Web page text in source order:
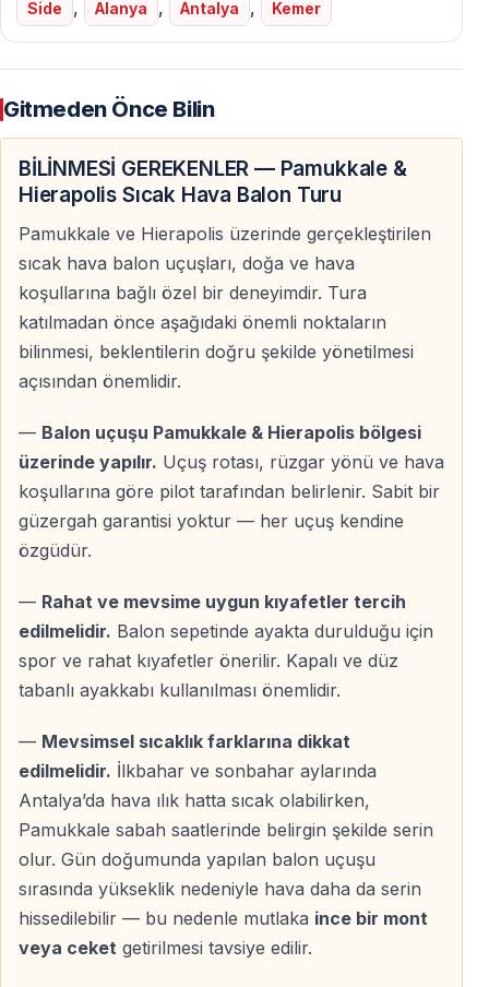
doğumunda, sakin rüzgarlar eşliğinde Pamukkale
semaları rengarenk balonlarla dolarken, travertenlerin
atmosfere dönüşür.
Pamukkale sıcak hava balon turu, sadece bir gezi değil
— doğa ve tarihle iç içe, huzur dolu ve ayrıcalıklı bir
Antalya’dan Pamukkale Balon Turları — Gün
Doğumunda Gökyüzünde Olun
Antalya’dan Pamukkale sıcak hava balon turlarına
katılmak artık mümkündür.
Antalya’dangece saatlerinde hareket eden tur
otobüsümüz, gün doğumundan önce balon kalkış
alanına ulaşır. Güneş Pamukkale’nin beyaz terasları
üzerinde yükselirken, siz balon sepetinden bu eşsiz
manzarayı havadan izlersiniz.
Bu erken saatlerde yapılan uçuşlar, hem en ideal hava
koşullarını hem de Pamukkale’nin en etkileyici ışıklarını
sunar.
Pamukkale Balon Gezisini Özel Kılan Nedir
Eşsiz Havadan Manzara
Pamukkale travertenleri ve Hierapolis Antik Kenti’ni
kuşbakışı görmek, karadan mümkün olmayan bir
perspektif sunar.
Side , Alanya , Antalya , Kemer
Gitmeden Önce Bilin
BİLİNMESİ GEREKENLER — Pamukkale &
Hierapolis Sıcak Hava Balon Turu
Pamukkale ve Hierapolis üzerinde gerçekleştirilen
sıcak hava balon uçuşları, doğa ve hava
koşullarına bağlı özel bir deneyimdir. Tura
katılmadan önce aşağıdaki önemli noktaların
bilinmesi, beklentilerin doğru şekilde yönetilmesi
açısından önemlidir.
— Balon uçuşu Pamukkale & Hierapolis bölgesi
üzerinde yapılır. Uçuş rotası, rüzgar yönü ve hava
koşullarına göre pilot tarafından belirlenir. Sabit bir
güzergah garantisi yoktur — her uçuş kendine
özgüdür.
— Rahat ve mevsime uygun kıyafetler tercih
edilmelidir. Balon sepetinde ayakta durulduğu için
spor ve rahat kıyafetler önerilir. Kapalı ve düz
tabanlı ayakkabı kullanılması önemlidir.
— Mevsimsel sıcaklık farklarına dikkat
edilmelidir. İlkbahar ve sonbahar aylarında
Antalya’da hava ılık hatta sıcak olabilirken,
Pamukkale sabah saatlerinde belirgin şekilde serin
olur. Gün doğumunda yapılan balon uçuşu
sırasında yükseklik nedeniyle hava daha da serin
hissedilebilir — bu nedenle mutlaka ince bir mont
veya ceket getirilmesi tavsiye edilir.